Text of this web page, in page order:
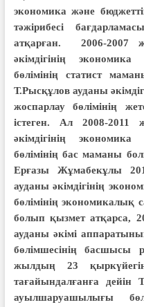
экономика және
тәжірибесі
атқарған. 2006-2007
әкімдігінің
бөлімінің статист
Т.Рысқұлов ауданы
жоспарлау бөлімінің
істеген. Ал 2008-2011
әкімдігінің
бөлімінің бас маманы
Ерғазы Жұмабекұлы
ауданы әкімдігінің
бөлімінің экономикалық
болып қызмет атқарса,
ауданы әкімі
бөлімшесінің басшысы
жылдың 23
тағайындалғанға дейін
ауылша­руашылығы